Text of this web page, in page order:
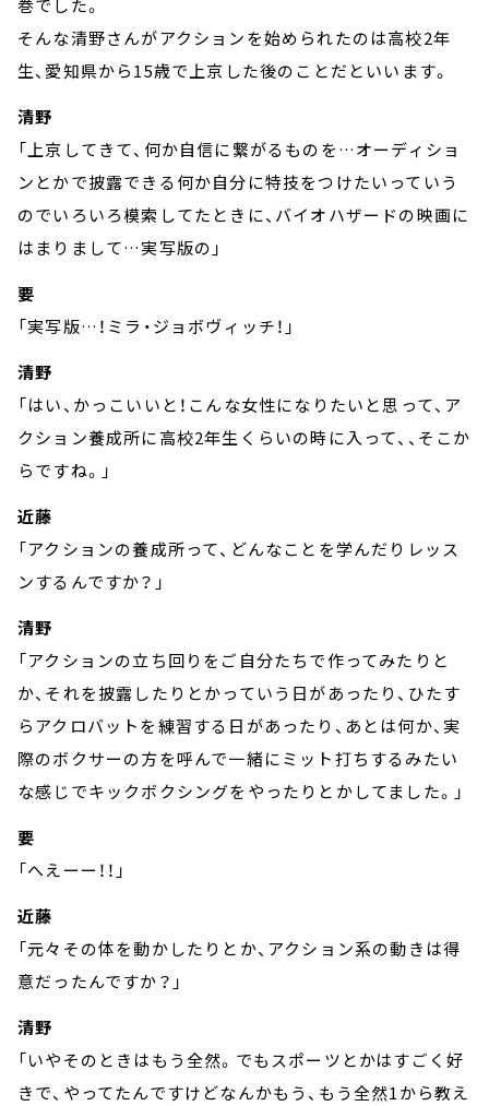
巻でした。
そんな清野さんがアクションを始められたのは高校2年
生、愛知県から15歳で上京した後のことだといいます。
清野
「上京してきて、何か自信に繋がるものを…オーディショ
ンとかで披露できる何か自分に特技をつけたいっていう
のでいろいろ模索してたときに、バイオハザードの映画に
はまりまして…実写版の」
要
「実写版…！ミラ・ジョボヴィッチ！」
清野
「はい、かっこいいと！こんな女性になりたいと思って、ア
クション養成所に高校2年生くらいの時に入って、、そこか
らですね。」
近藤
「アクションの養成所って、どんなことを学んだりレッス
ンするんですか？」
清野
「アクションの立ち回りをご自分たちで作ってみたりと
か、それを披露したりとかっていう日があったり、ひたす
らアクロバットを練習する日があったり、あとは何か、実
際のボクサーの方を呼んで一緒にミット打ちするみたい
な感じでキックボクシングをやったりとかしてました。」
要
「へえーー！！」
近藤
「元々その体を動かしたりとか、アクション系の動きは得
意だったんですか？」
清野
「いやそのときはもう全然。でもスポーツとかはすごく好
きで、やってたんですけどなんかもう、もう全然1から教え